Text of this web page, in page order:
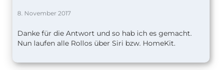
8. November 2017
Danke für die Antwort und so hab ich es gemacht.
Nun laufen alle Rollos über Siri bzw. HomeKit.